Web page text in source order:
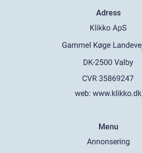
Adress
web: www.klikko.dk
Menu
Annonsering